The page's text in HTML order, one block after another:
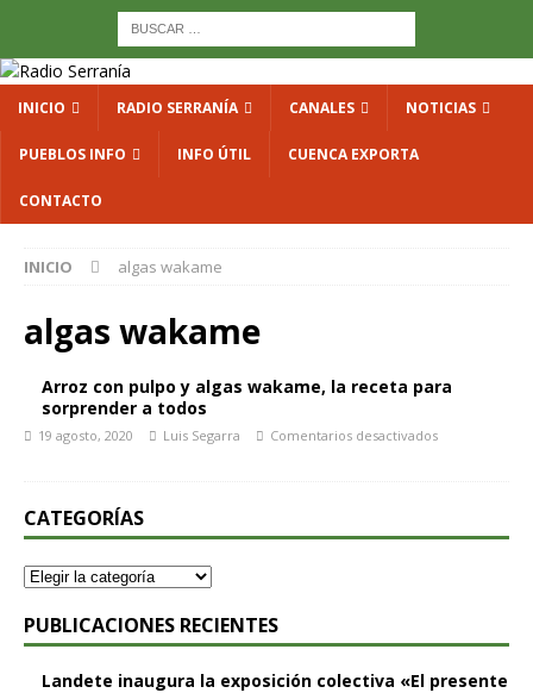
INICIO RADIO SERRANÍA CANALES NOTICIAS
PUEBLOS INFO INFO ÚTIL CUENCA EXPORTA
CONTACTO
INICIO algas wakame
algas wakame
Arroz con pulpo y algas wakame, la receta para
sorprender a todos
19 agosto, 2020 Luis Segarra Comentarios desactivados
CATEGORÍAS
PUBLICACIONES RECIENTES
Landete inaugura la exposición colectiva «El presente